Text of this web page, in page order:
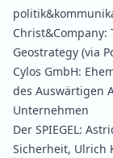
Christ&Company:
Geostrategy (via
Cylos GmbH:
des Auswärtigen
Unternehmen
Der SPIEGEL:
Sicherheit, Ulrich